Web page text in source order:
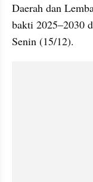
Daerah dan
bakti 2025–2030
Senin (15/12).